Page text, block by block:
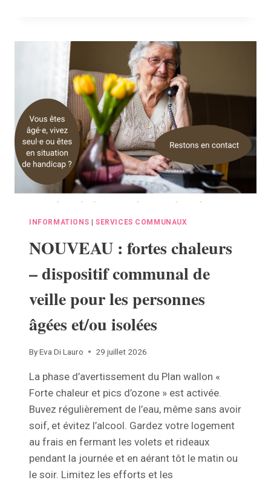
CONSEIL
D’ADMINISTRATION
DU
BEP
INFORMATIONS SERVICES COMMUNAUX
NOUVEAU : fortes chaleurs
– dispositif communal de
veille pour les personnes
âgées et/ou isolées
ByEva Di Lauro 29 juillet 2026
La phase d’avertissement du Plan wallon «
Forte chaleur et pics d’ozone » est activée.
Buvez régulièrement de l’eau, même sans avoir
soif, et évitez l’alcool. Gardez votre logement
au frais en fermant les volets et rideaux
pendant la journée et en aérant tôt le matin ou
le soir. Limitez les efforts et les